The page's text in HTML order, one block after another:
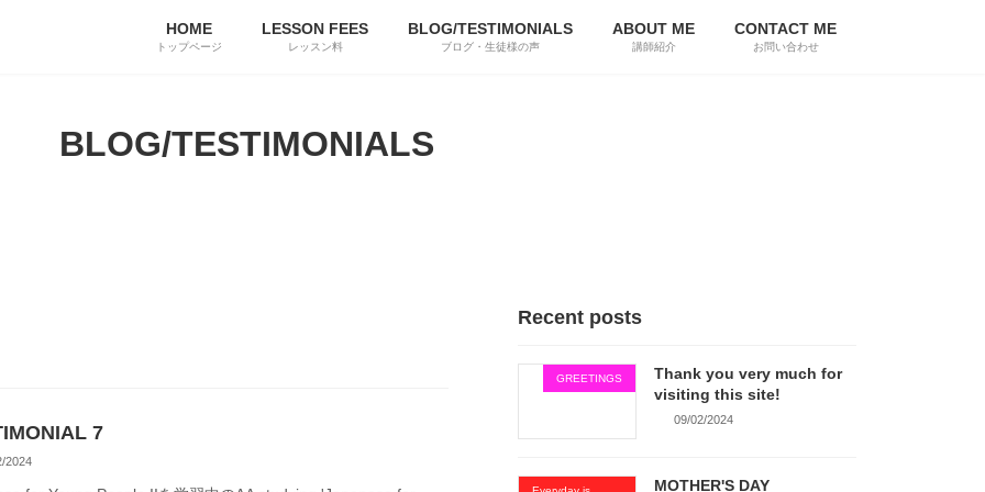
HOME
トップページ
LESSON FEES
レッスン料
BLOG/TESTIMONIALS
ブログ・生徒様の声
ABOUT ME
講師紹介
CONTACT ME
お問い合わせ
BLOG/TESTIMONIALS
7
2024
Recent posts
GREETINGS
Thank you very much for
visiting this site!
09/02/2024
MOTHER'S DAY